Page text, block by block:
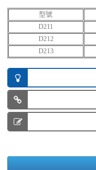
型號
D211
D212
D213